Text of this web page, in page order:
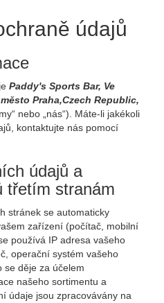
údajů
Paddy's Sports Bar, Ve
Praha,Czech Republic,
nebo „nás“). Máte-li jakékoli
kontaktujte nás pomocí
údajů a
třetím stranám
stránek se automaticky
zařízení (počítač, mobilní
používá IP adresa vašeho
operační systém vašeho
se děje za účelem
našeho sortimentu a
údaje jsou zpracovávány na